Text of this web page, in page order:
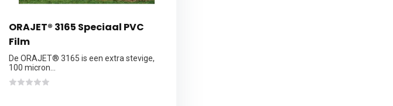
ORAJET® 3165 Speciaal PVC
Film
De ORAJET® 3165 is een extra stevige,
100 micron...